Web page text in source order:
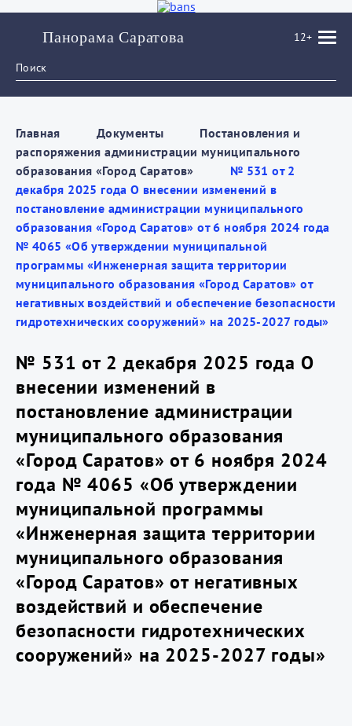
Панорама Саратова 12+
Главная Документы
Постановления и
распоряжения администрации муниципального
образования «Город Саратов»
№ 531 от 2
декабря 2025 года О внесении изменений в
постановление администрации муниципального
образования «Город Саратов» от 6 ноября 2024 года
№ 4065 «Об утверждении муниципальной
программы «Инженерная защита территории
муниципального образования «Город Саратов» от
негативных воздействий и обеспечение безопасности
гидротехнических сооружений» на 2025-2027 годы»
№ 531 от 2 декабря 2025 года О
внесении изменений в
постановление администрации
муниципального образования
«Город Саратов» от 6 ноября 2024
года № 4065 «Об утверждении
муниципальной программы
«Инженерная защита территории
муниципального образования
«Город Саратов» от негативных
воздействий и обеспечение
безопасности гидротехнических
сооружений» на 2025-2027 годы»